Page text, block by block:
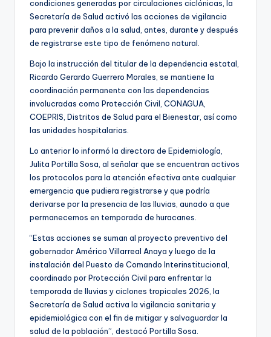
condiciones generadas por circulaciones ciclónicas, la
Secretaría de Salud activó las acciones de vigilancia
para prevenir daños a la salud, antes, durante y después
de registrarse este tipo de fenómeno natural.
Bajo la instrucción del titular de la dependencia estatal,
Ricardo Gerardo Guerrero Morales, se mantiene la
coordinación permanente con las dependencias
involucradas como Protección Civil, CONAGUA,
COEPRIS, Distritos de Salud para el Bienestar, así como
las unidades hospitalarias.
Lo anterior lo informó la directora de Epidemiología,
Julita Portilla Sosa, al señalar que se encuentran activos
los protocolos para la atención efectiva ante cualquier
emergencia que pudiera registrarse y que podría
derivarse por la presencia de las lluvias, aunado a que
permanecemos en temporada de huracanes.
“Estas acciones se suman al proyecto preventivo del
gobernador Américo Villarreal Anaya y luego de la
instalación del Puesto de Comando Interinstitucional,
coordinado por Protección Civil para enfrentar la
temporada de lluvias y ciclones tropicales 2026, la
Secretaría de Salud activa la vigilancia sanitaria y
epidemiológica con el fin de mitigar y salvaguardar la
salud de la población”, destacó Portilla Sosa.